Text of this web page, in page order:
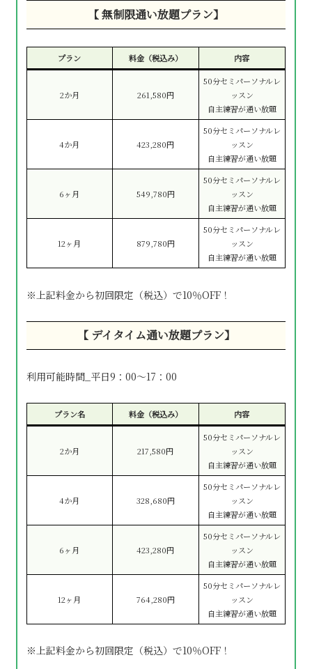
【 無制限通い放題プラン】
プラン 料金（税込み） 内容
2か月 261,580円
50分セミパーソナルレ
ッスン
自主練習が通い放題
4か月 423,280円
50分セミパーソナルレ
ッスン
自主練習が通い放題
6ヶ月 549,780円
50分セミパーソナルレ
ッスン
自主練習が通い放題
12ヶ月 879,780円
50分セミパーソナルレ
ッスン
自主練習が通い放題
※上記料金から初回限定（税込）で10％OFF！
【 デイタイム通い放題プラン】
利用可能時間_平日9：00～17：00
プラン名 料金（税込み） 内容
2か月 217,580円
50分セミパーソナルレ
ッスン
自主練習が通い放題
4か月 328,680円
50分セミパーソナルレ
ッスン
自主練習が通い放題
6ヶ月 423,280円
50分セミパーソナルレ
ッスン
自主練習が通い放題
12ヶ月 764,280円
50分セミパーソナルレ
ッスン
自主練習が通い放題
※上記料金から初回限定（税込）で10％OFF！